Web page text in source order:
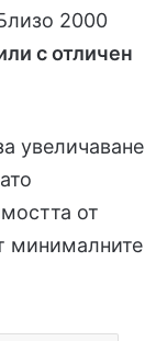
2000
с отличен
увеличаване
от
минималните